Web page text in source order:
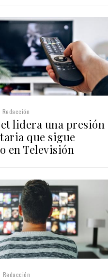
Redacción
lidera una presión
que sigue
en Televisión
Redacción